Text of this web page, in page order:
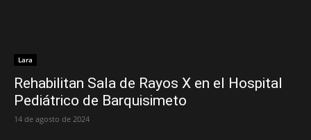
Lara
Rehabilitan Sala de Rayos X en el Hospital
Pediátrico de Barquisimeto
14 de agosto de 2024